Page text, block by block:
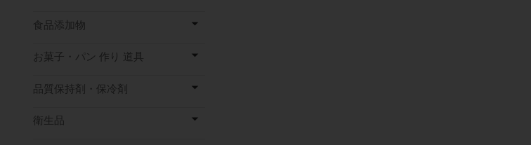
食品添加物
お菓子・パン 作り 道具
品質保持剤・保冷剤
衛生品